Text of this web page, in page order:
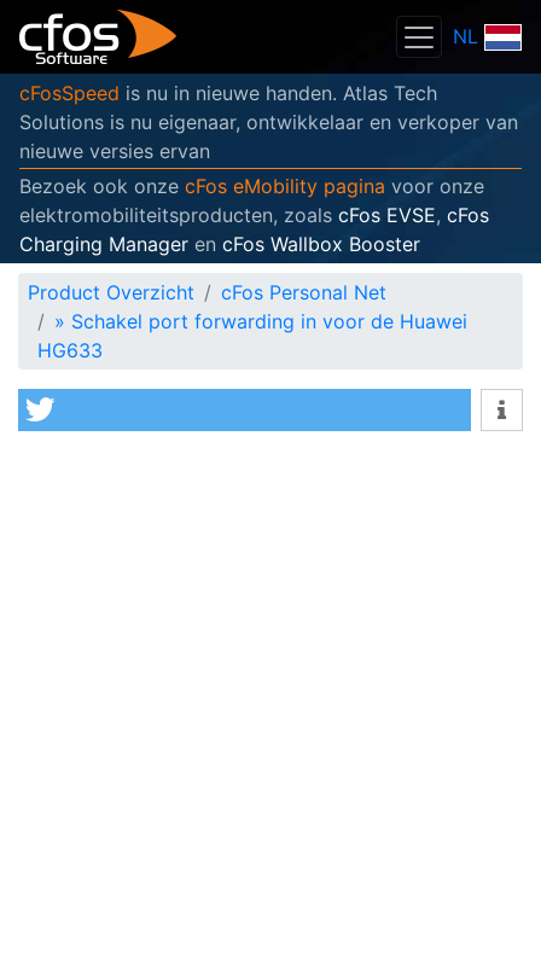
NL
cFosSpeed is nu in nieuwe handen. Atlas Tech
Solutions is nu eigenaar, ontwikkelaar en verkoper van
nieuwe versies ervan
Bezoek ook onze cFos eMobility pagina voor onze
elektromobiliteitsproducten, zoals cFos EVSE, cFos
Charging Manager en cFos Wallbox Booster
Product Overzicht
cFos Personal Net
» Schakel port forwarding in voor de Huawei
HG633